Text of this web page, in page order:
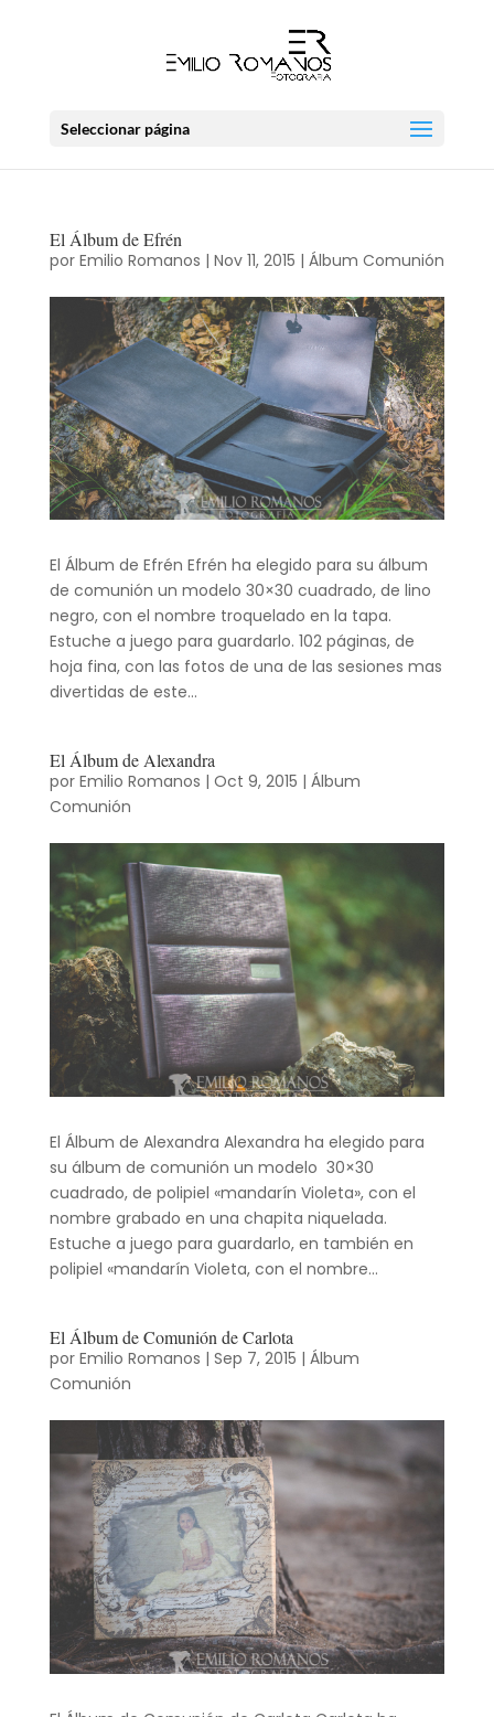
Seleccionar página
El Álbum de Efrén
por Emilio Romanos | Nov 11, 2015 | Álbum Comunión
El Álbum de Efrén Efrén ha elegido para su álbum
de comunión un modelo 30×30 cuadrado, de lino
negro, con el nombre troquelado en la tapa.
Estuche a juego para guardarlo. 102 páginas, de
hoja fina, con las fotos de una de las sesiones mas
divertidas de este...
El Álbum de Alexandra
por Emilio Romanos | Oct 9, 2015 | Álbum
Comunión
El Álbum de Alexandra Alexandra ha elegido para
su álbum de comunión un modelo 30×30
cuadrado, de polipiel «mandarín Violeta», con el
nombre grabado en una chapita niquelada.
Estuche a juego para guardarlo, en también en
polipiel «mandarín Violeta, con el nombre...
El Álbum de Comunión de Carlota
por Emilio Romanos | Sep 7, 2015 | Álbum
Comunión